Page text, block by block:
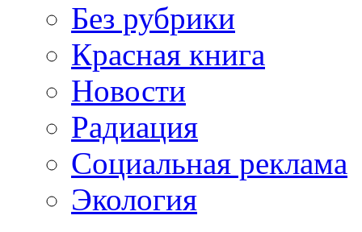
Без рубрики
Красная книга
Новости
Радиация
Социальная реклама
Экология